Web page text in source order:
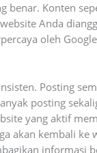
benar. Konten
Anda
oleh
Posting
posting
yang aktif
akan kembali ke
informasi